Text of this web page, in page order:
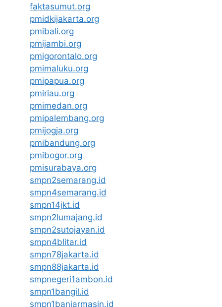
faktasumut.org
pmidkijakarta.org
pmibali.org
pmijambi.org
pmigorontalo.org
pmimaluku.org
pmipapua.org
pmiriau.org
pmimedan.org
pmipalembang.org
pmijogja.org
pmibandung.org
pmibogor.org
pmisurabaya.org
smpn2semarang.id
smpn4semarang.id
smpn14jkt.id
smpn2lumajang.id
smpn2sutojayan.id
smpn4blitar.id
smpn78jakarta.id
smpn88jakarta.id
smpnegeri1ambon.id
smpn1bangil.id
smpn1banjarmasin.id